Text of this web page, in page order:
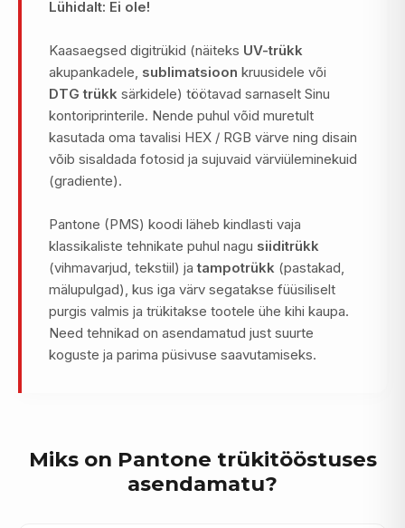
Lühidalt: Ei ole!
Kaasaegsed digitrükid (näiteks UV-trükk
akupankadele, sublimatsioon kruusidele või
DTG trükk särkidele) töötavad sarnaselt Sinu
kontoriprinterile. Nende puhul võid muretult
kasutada oma tavalisi HEX / RGB värve ning disain
võib sisaldada fotosid ja sujuvaid värviüleminekuid
(gradiente).
Pantone (PMS) koodi läheb kindlasti vaja
klassikaliste tehnikate puhul nagu siiditrükk
(vihmavarjud, tekstiil) jatampotrükk (pastakad,
mälupulgad), kus iga värv segatakse füüsiliselt
purgis valmis ja trükitakse tootele ühe kihi kaupa.
Need tehnikad on asendamatud just suurte
koguste ja parima püsivuse saavutamiseks.
Miks on Pantone trükitööstuses
asendamatu?